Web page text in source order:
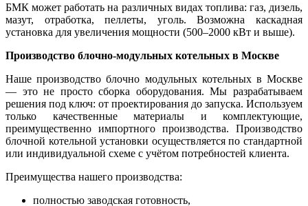
БМК может работать на различных видах топлива: газ, дизель,
мазут, отработка, пеллеты, уголь. Возможна каскадная
установка для увеличения мощности (500–2000 кВт и выше).
Производство блочно-модульных котельных в Москве
Наше производство блочно модульных котельных в Москве
— это не просто сборка оборудования. Мы разрабатываем
решения под ключ: от проектирования до запуска. Используем
только качественные материалы и комплектующие,
преимущественно импортного производства. Производство
блочной котельной установки осуществляется по стандартной
или индивидуальной схеме с учётом потребностей клиента.
Преимущества нашего производства:
полностью заводская готовность,